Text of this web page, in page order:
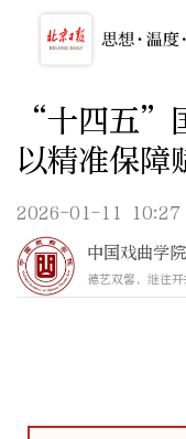
“十四五”
以精准保障
2026-01-11 10:27
中国戏曲学院
德艺双馨，继往开